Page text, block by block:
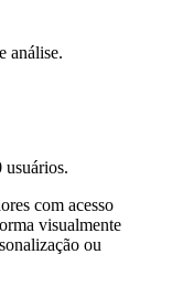
análise.
usuários.
com acesso
visualmente
ou